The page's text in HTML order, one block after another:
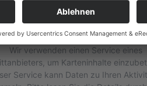
benötigen Ihre
Google Maps-Service zu
Wir verwenden einen Service eines
um Karteninhalte
Service kann Daten zu Ihren